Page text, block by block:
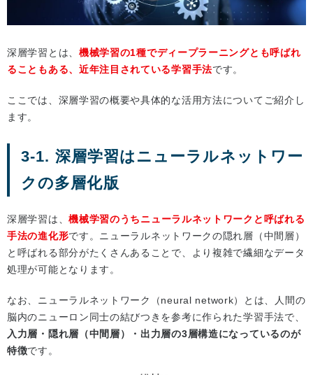
深層学習とは、 機械学習の1種でディープラーニングとも呼ばれ
ることもある、近年注目されている学習手法です。
ここでは、深層学習の概要や具体的な活用方法についてご紹介し
ます。
3-1. 深層学習はニューラルネットワー
クの多層化版
深層学習は、機械学習のうちニューラルネットワークと呼ばれる
手法の進化形です。ニューラルネットワークの隠れ層（中間層）
と呼ばれる部分がたくさんあることで、より複雑で繊細なデータ
処理が可能となります。
なお、ニューラルネットワーク（neural network）とは、人間の
脳内のニューロン同士の結びつきを参考に作られた学習手法で、
入力層・隠れ層（中間層）・出力層の3層構造になっているのが
特徴です。